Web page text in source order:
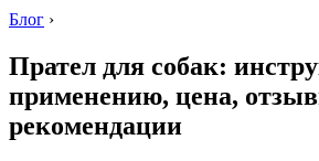
Блог ›
Прател для собак:
применению, цена,
рекомендации